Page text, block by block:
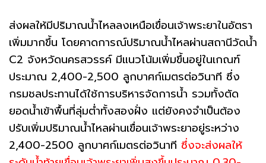
ส่งผลให้มีปริมาณน้ำไหลลงเหนือเขื่อนเจ้าพระยาในอัตรา
เพิ่มมากขึ้น โดยคาดการณ์ปริมาณน้ำไหลผ่านสถานีวัดน้ำ
C2 จังหวัดนครสวรรค์ มีแนวโน้มเพิ่มขึ้นอยู่ในเกณฑ์
ประมาณ 2,400-2,500 ลูกบาศก์เมตรต่อวินาที ซึ่ง
กรมชลประทานได้ใช้การบริหารจัดการน้ำ รวมทั้งตัด
ยอดน้ำเข้าพื้นที่ลุ่มต่ำทั้งสองฝั่ง แต่ยังคงจำเป็นต้อง
ปรับเพิ่มปริมาณน้ำไหลผ่านเขื่อนเจ้าพระยาอยู่ระหว่าง
2,400-2500 ลูกบาศก์เมตรต่อวินาที ซึ่งจะส่งผลให้